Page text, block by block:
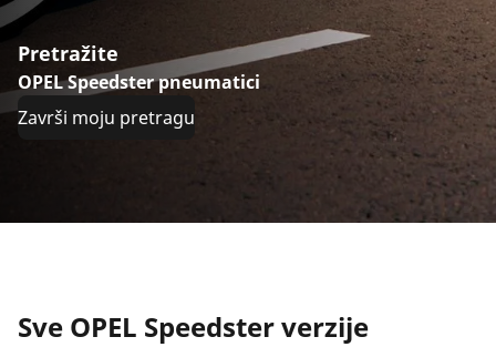
Pretražite
OPEL Speedster pneumatici
Završi moju pretragu
Sve OPEL Speedster verzije